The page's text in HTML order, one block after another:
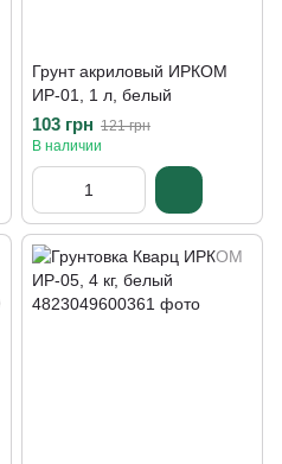
Грунт акриловый ИРКОМ
ИР-01, 1 л, белый
103 грн 121 грн
В наличии